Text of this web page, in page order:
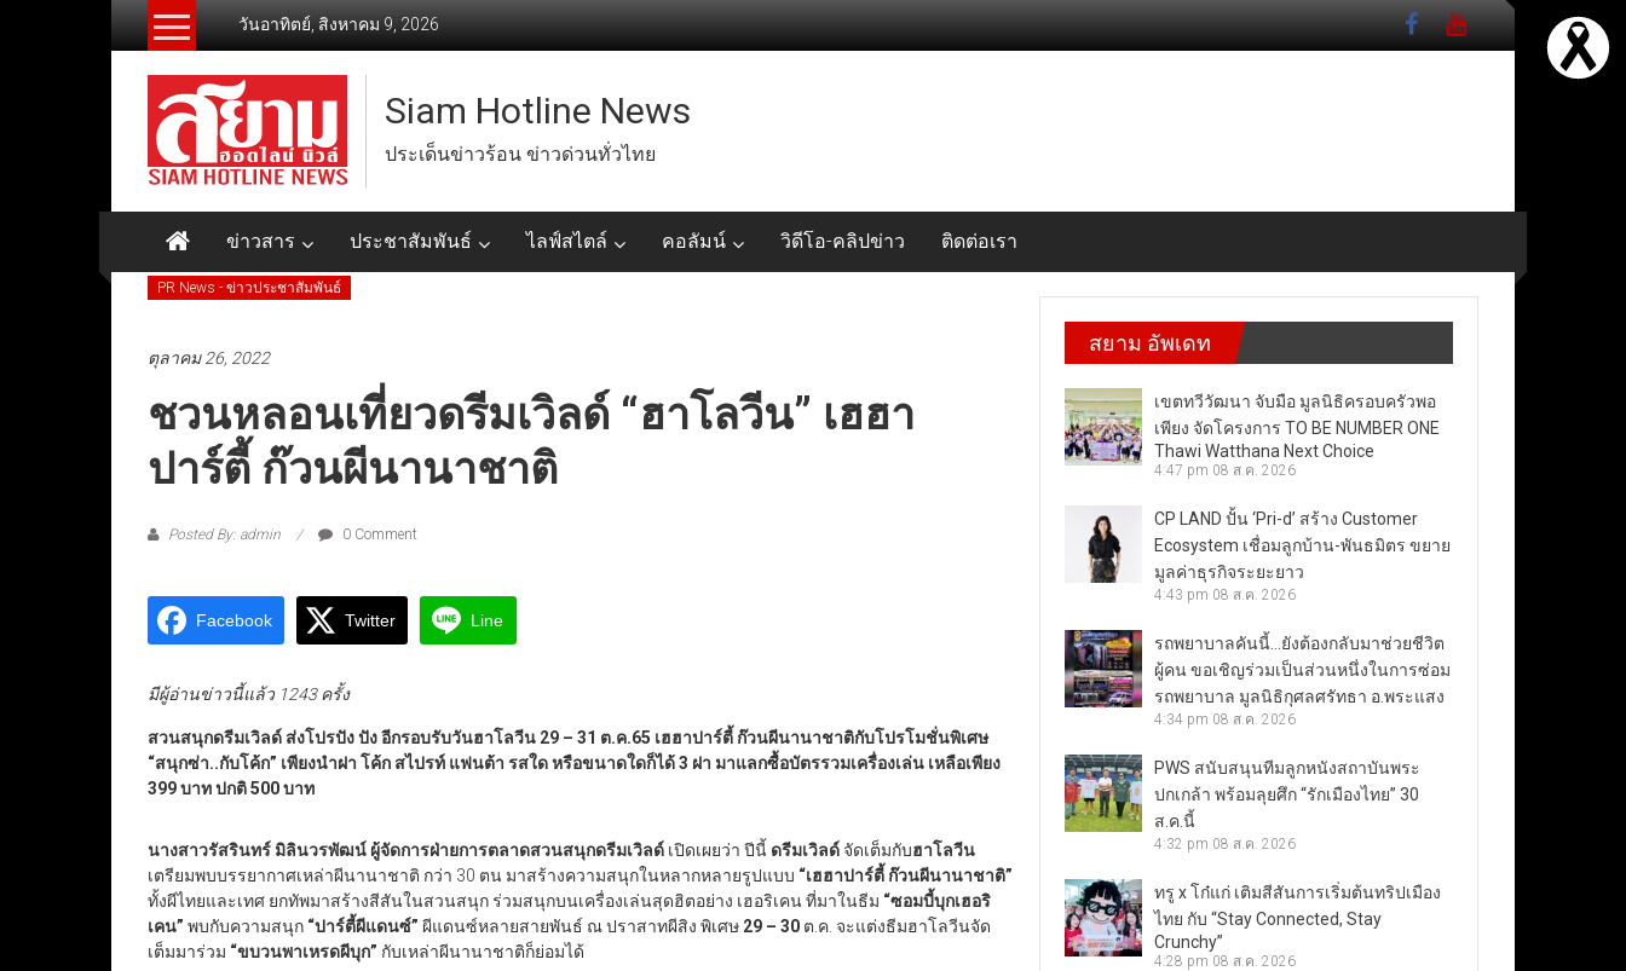
วันอาทิตย์, สิงหาคม 9, 2026
Siam Hotline News
ประเด็นข่าวร้อน ข่าวด่วนทั่วไทย
ข่าวสาร ประชาสัมพันธ์ ไลฟ์สไตล์ คอลัมน์ วิดีโอ-คลิปข่าว ติดต่อเรา
PR News - ข่าวประชาสัมพันธ์
ตุลาคม 26, 2022
ชวนหลอนเที่ยวดรีมเวิลด์ “ฮาโลวีน” เฮฮา
ปาร์ตี้ ก๊วนผีนานาชาติ
Posted By: admin 0 Comment
Facebook Twitter Line
มีผู้อ่านข่าวนี้แล้ว 1243 ครั้ง
สวนสนุกดรีมเวิลด์ ส่งโปรปัง ปัง อีกรอบรับวันฮาโลวีน 29 – 31 ต.ค.65 เฮฮาปาร์ตี้ ก๊วนผีนานาชาติกับโปรโมชั่นพิเศษ
“สนุกซ่า..กับโค้ก” เพียงนำฝา โค้ก สไปรท์ แฟนต้า รสใด หรือขนาดใดก็ได้ 3 ฝา มาแลกซื้อบัตรรวมเครื่องเล่น เหลือเพียง
399 บาท ปกติ 500 บาท
นางสาวรัสรินทร์ มิลินวรพัฒน์ ผู้จัดการฝ่ายการตลาดสวนสนุกดรีมเวิลด์ เปิดเผยว่า ปีนี้ ดรีมเวิลด์ จัดเต็มกับฮาโลวีน
เตรียมพบบรรยากาศเหล่าผีนานาชาติ กว่า 30 ตน มาสร้างความสนุกในหลากหลายรูปแบบ “เฮฮาปาร์ตี้ ก๊วนผีนานาชาติ”
ทั้งผีไทยและเทศ ยกทัพมาสร้างสีสันในสวนสนุก ร่วมสนุกบนเครื่องเล่นสุดฮิตอย่าง เฮอริเคน ที่มาในธีม “ซอมบี้บุกเฮอริ
เคน” พบกับความสนุก “ปาร์ตี้ผีแดนซ์” ผีแดนซ์หลายสายพันธ์ ณ ปราสาทผีสิง พิเศษ 29 – 30 ต.ค. จะแต่งธีมฮาโลวีนจัด
เต็มมาร่วม “ขบวนพาเหรดผีบุก” กับเหล่าผีนานาชาติก็ย่อมได้
สยาม อัพเดท
เขตทวีวัฒนา จับมือ มูลนิธิครอบครัวพอ
เพียง จัดโครงการ TO BE NUMBER ONE
Thawi Watthana Next Choice
4:47 pm 08 ส.ค. 2026
CP LAND ปั้น ‘Pri-d’ สร้าง Customer
Ecosystem เชื่อมลูกบ้าน-พันธมิตร ขยาย
มูลค่าธุรกิจระยะยาว
4:43 pm 08 ส.ค. 2026
รถพยาบาลคันนี้…ยังต้องกลับมาช่วยชีวิต
ผู้คน ขอเชิญร่วมเป็นส่วนหนึ่งในการซ่อม
รถพยาบาล มูลนิธิกุศลศรัทธา อ.พระแสง
4:34 pm 08 ส.ค. 2026
PWS สนับสนุนทีมลูกหนังสถาบันพระ
ปกเกล้า พร้อมลุยศึก “รักเมืองไทย” 30
ส.ค.นี้
4:32 pm 08 ส.ค. 2026
ทรู x โก๋แก่ เติมสีสันการเริ่มต้นทริปเมือง
ไทย กับ “Stay Connected, Stay
Crunchy”
4:28 pm 08 ส.ค. 2026